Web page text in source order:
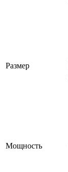
Размер
Мощность